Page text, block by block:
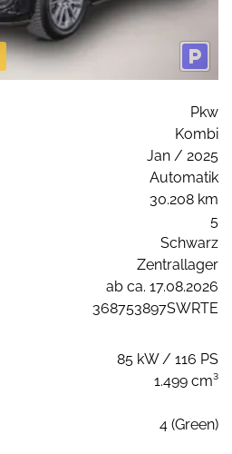
Pkw
Kombi
Jan / 2025
Automatik
30.208 km
5
Schwarz
Zentrallager
ab ca. 17.08.2026
368753897SWRTE
85 kW / 116 PS
1.499 cm³
4 (Green)